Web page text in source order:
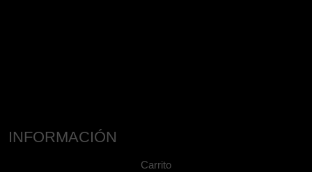
INFORMACIÓN
Carrito